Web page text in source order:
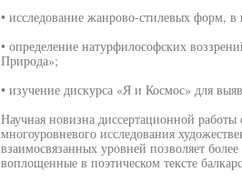
• исследование жанрово-стилевых форм,
• определение натурфилософских
Природа»;
• изучение дискурса «Я и Космос» для
Научная новизна диссертационной
многоуровневого исследования
взаимосвязанных уровней позволяет
воплощенные в поэтическом тексте